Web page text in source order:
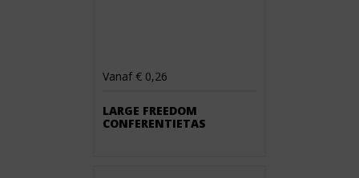
Vanaf € 0,26
LARGE FREEDOM
CONFERENTIETAS